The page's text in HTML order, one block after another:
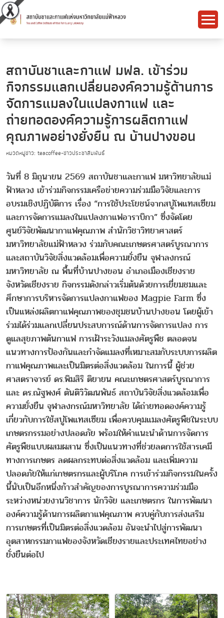
สถาบันชาและกาแฟ มฟล. เข้าร่วม
กิจกรรมแลกเปลี่ยนองค์ความรู้ด้านการ
จัดการแมลงในแปลงกาแฟ และ
ถ่ายทอดองค์ความรู้การผลิตกาแฟ
คุณภาพอย่างยั่งยืน ณ บ้านปางขอน
หมวดหมู่ข่าว: teacoffee-ข่าวประชาสัมพันธ์
วันที่ 8 มิถุนายน 2569 สถาบันชาและกาแฟ มหาวิทยาลัยแม่
ฟ้าหลวง เข้าร่วมกิจกรรมเครือข่ายความร่วมมือวิจัยและการ
อบรมเชิงปฏิบัติการ เรื่อง “การใช้ประโยชน์จากสบู่โพแทสเซียม
และการจัดการแมลงในแปลงกาแฟอาราบิกา” ซึ่งจัดโดย
ศูนย์วิจัยพัฒนากาแฟคุณภาพ สำนักวิชาวิทยาศาสตร์
มหาวิทยาลัยแม่ฟ้าหลวง ร่วมกับคณะเกษตรศาสตร์บูรณาการ
และสถาบันวิจัยสิ่งแวดล้อมเพื่อความยั่งยืน จุฬาลงกรณ์
มหาวิทยาลัย ณ พื้นที่บ้านปางขอน อำเภอเมืองเชียงราย
จังหวัดเชียงราย กิจกรรมดังกล่าวเริ่มต้นด้วยการเยี่ยมชมและ
ศึกษาการบริหารจัดการแปลงกาแฟของ Magpie Farm ซึ่ง
เป็นแหล่งผลิตกาแฟคุณภาพของชุมชนบ้านปางขอน โดยผู้เข้า
ร่วมได้ร่วมแลกเปลี่ยนประสบการณ์ด้านการจัดการแปลง การ
ดูแลสุขภาพต้นกาแฟ การเฝ้าระวังแมลงศัตรูพืช ตลอดจน
แนวทางการป้องกันและกำจัดแมลงที่เหมาะสมกับระบบการผลิต
กาแฟคุณภาพและเป็นมิตรต่อสิ่งแวดล้อม ในการนี้ ผู้ช่วย
ศาสตราจารย์ ดร.พิมสิริ ติยายน คณะเกษตรศาสตร์บูรณาการ
และ ดร.ณัฐพงศ์ ตันติวิวัฒนพันธ์ สถาบันวิจัยสิ่งแวดล้อมเพื่อ
ความยั่งยืน จุฬาลงกรณ์มหาวิทยาลัย ได้ถ่ายทอดองค์ความรู้
เกี่ยวกับการใช้สบู่โพแทสเซียม เพื่อควบคุมแมลงศัตรูพืชในระบบ
เกษตรกรรมอย่างปลอดภัย พร้อมให้คำแนะนำด้านการจัดการ
ศัตรูพืชแบบผสมผสาน ซึ่งเป็นแนวทางที่ช่วยลดการใช้สารเคมี
ทางการเกษตร ลดผลกระทบต่อสิ่งแวดล้อม และเพิ่มความ
ปลอดภัยให้แก่เกษตรกรและผู้บริโภค การเข้าร่วมกิจกรรมในครั้ง
นี้นับเป็นอีกหนึ่งก้าวสำคัญของการบูรณาการความร่วมมือ
ระหว่างหน่วยงานวิชาการ นักวิจัย และเกษตรกร ในการพัฒนา
องค์ความรู้ด้านการผลิตกาแฟคุณภาพ ควบคู่กับการส่งเสริม
การเกษตรที่เป็นมิตรต่อสิ่งแวดล้อม อันจะนำไปสู่การพัฒนา
อุตสาหกรรมกาแฟของจังหวัดเชียงรายและประเทศไทยอย่าง
ยั่งยืนต่อไป